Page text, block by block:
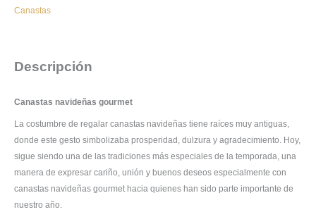
Canastas
Descripción
Canastas navideñas gourmet
La costumbre de regalar canastas navideñas tiene raíces muy antiguas,
donde este gesto simbolizaba prosperidad, dulzura y agradecimiento. Hoy,
sigue siendo una de las tradiciones más especiales de la temporada, una
manera de expresar cariño, unión y buenos deseos especialmente con
canastas navideñas gourmet hacia quienes han sido parte importante de
nuestro año.